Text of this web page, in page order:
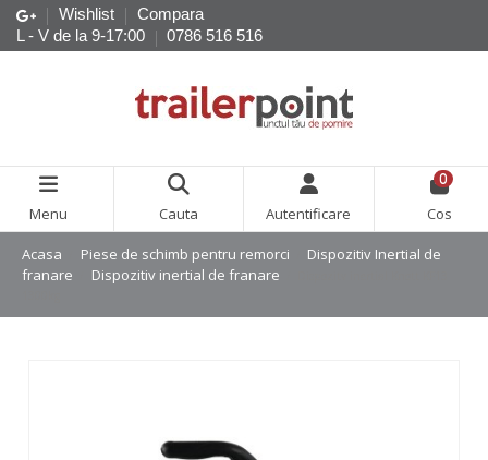
Wishlist
Compara
L - V de la 9-17:00
0786 516 516
Menu Cauta Autentificare
0
Cos
Acasa Piese de schimb pentru remorci
Dispozitiv Inertial de
franare
Dispozitiv inertial de franare